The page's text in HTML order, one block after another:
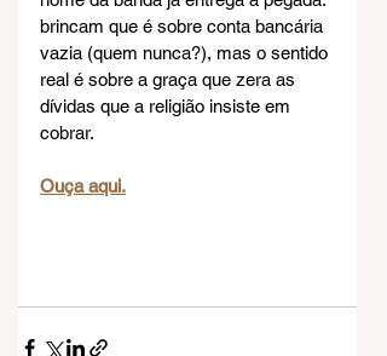
brincam que é sobre conta bancária
vazia (quem nunca?), mas o sentido
real é sobre a graça que zera as
dívidas que a religião insiste em
cobrar.
Ouça aqui.